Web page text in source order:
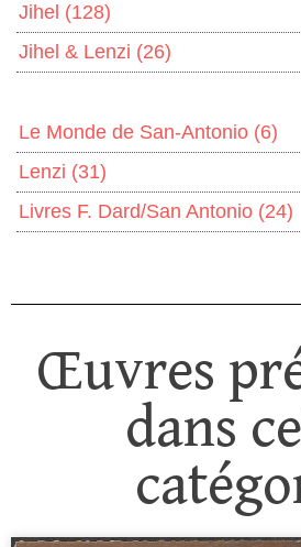
Jihel (128)
Jihel & Lenzi (26)
Le Monde de San-Antonio (6)
Lenzi (31)
Livres F. Dard/San Antonio (24)
Œuvres
dans